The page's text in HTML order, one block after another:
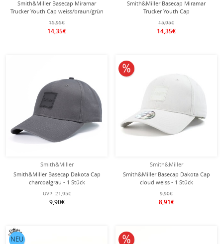
Smith&Miller Basecap Miramar
Trucker Youth Cap weiss/braun/grün
- 1 Stück
15,95€
14,35€
Smith&Miller Basecap Miramar
Trucker Youth Cap
weiss/mustardgelb/grün - 1 Stück
15,95€
14,35€
Smith&Miller
Smith&Miller Basecap Dakota Cap
charcoalgrau - 1 Stück
UVP: 21,95€
9,90€
Smith&Miller
Smith&Miller Basecap Dakota Cap
cloud weiss - 1 Stück
9,90€
8,91€
10% reduziert
NEU 10% reduziert